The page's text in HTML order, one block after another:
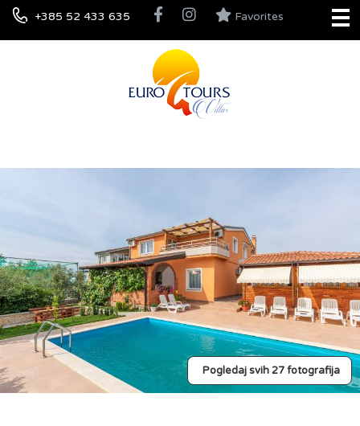
+385 52 433 635 Favorites
Pogledaj svih 27 fotografija